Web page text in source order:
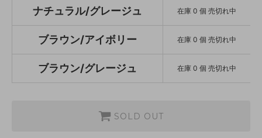
ブラウン/グレージュ
在庫 0 個 売切れ中
ナチュラル/グレージュ 在庫 0 個 売切れ中
ブラウン/アイボリー 在庫 0 個 売切れ中
ブラウン/グレージュ 在庫 0 個 売切れ中
SOLD OUT